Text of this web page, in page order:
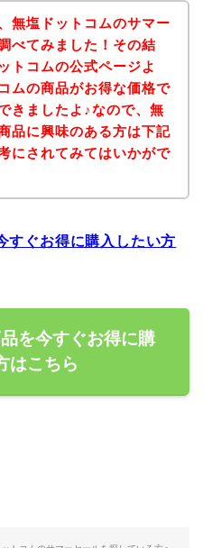
無塩ドットコムのサマー
べてみました！その結
トコムの公式ページよ
ムの商品がお得な価格で
きましたよ♪なので、無
品に興味のある方は下記
にされてみてはいかがで
すぐお得に購入したい方
を今すぐお得に購
はこちら